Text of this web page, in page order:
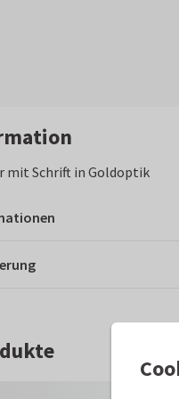
mit Schrift in Goldoptik